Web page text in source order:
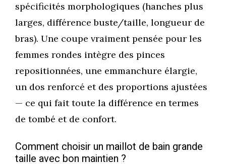
spécificités morphologiques (hanches plus
larges, différence buste/taille, longueur de
bras). Une coupe vraiment pensée pour les
femmes rondes intègre des pinces
repositionnées, une emmanchure élargie,
un dos renforcé et des proportions ajustées
— ce qui fait toute la différence en termes
de tombé et de confort.
Comment choisir un maillot de bain grande
taille avec bon maintien ?